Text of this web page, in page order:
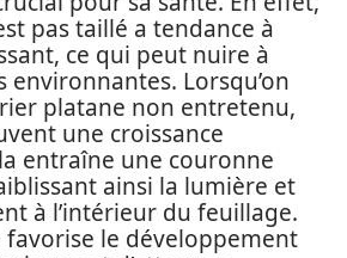
pas taillé a tendance à
ce qui peut nuire à
environnantes. Lorsqu’on
platane non entretenu,
une croissance
entraîne une couronne
ainsi la lumière et
à l’intérieur du feuillage.
favorise le développement